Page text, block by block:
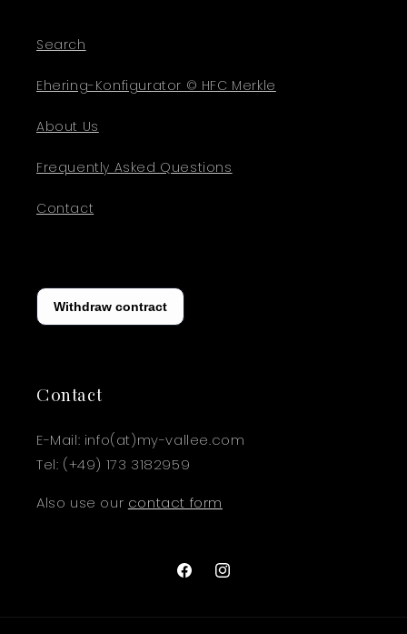
Search
Ehering-Konfigurator © HFC Merkle
About Us
Frequently Asked Questions
Contact
Contact
E-Mail: info(at)my-vallee.com
Tel: (+49) 173 3182959
Also use our contact form
FacebookInstagram